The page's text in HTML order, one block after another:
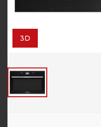
3D